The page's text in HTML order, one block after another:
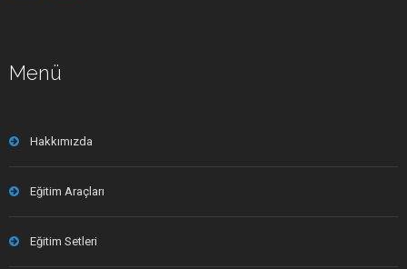
Menü
Hakkımızda
Eğitim Araçları
Eğitim Setleri